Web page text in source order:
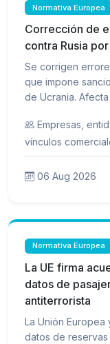
Normativa Europea
Corrección de
contra Rusia
Se corrigen
que impone
de Ucrania.
Empresas,
vínculos
06 Aug 2026
Normativa Europea
La UE firma
datos de
antiterrorista
La Unión
datos de